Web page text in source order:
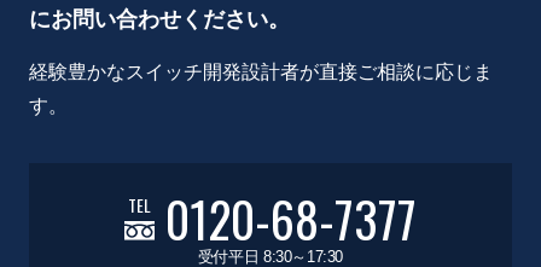
にお問い合わせください。
経験豊かなスイッチ開発設計者が直接ご相談に応じま
す。
TEL 0120-68-7377
受付平日 8:30～17:30